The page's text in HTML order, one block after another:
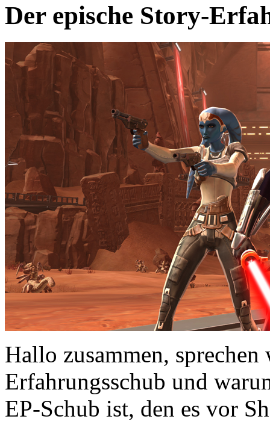
Der epische Story-
Hallo zusammen,
Erfahrungsschub und
EP-Schub ist, den es vor